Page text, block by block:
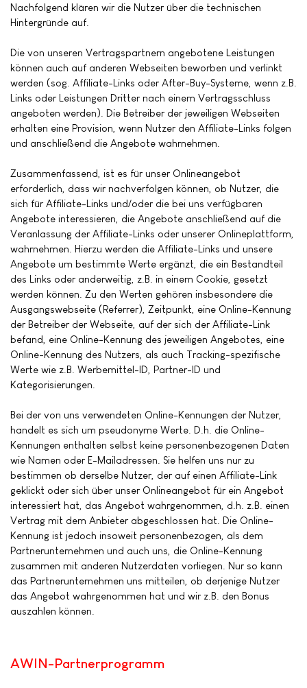
Nachfolgend klären wir die Nutzer über die technischen
Hintergründe auf.
Die von unseren Vertragspartnern angebotene Leistungen
können auch auf anderen Webseiten beworben und verlinkt
werden (sog. Affiliate-Links oder After-Buy-Systeme, wenn z.B.
Links oder Leistungen Dritter nach einem Vertragsschluss
angeboten werden). Die Betreiber der jeweiligen Webseiten
erhalten eine Provision, wenn Nutzer den Affiliate-Links folgen
und anschließend die Angebote wahrnehmen.
Zusammenfassend, ist es für unser Onlineangebot
erforderlich, dass wir nachverfolgen können, ob Nutzer, die
sich für Affiliate-Links und/oder die bei uns verfügbaren
Angebote interessieren, die Angebote anschließend auf die
Veranlassung der Affiliate-Links oder unserer Onlineplattform,
wahrnehmen. Hierzu werden die Affiliate-Links und unsere
Angebote um bestimmte Werte ergänzt, die ein Bestandteil
des Links oder anderweitig, z.B. in einem Cookie, gesetzt
werden können. Zu den Werten gehören insbesondere die
Ausgangswebseite (Referrer), Zeitpunkt, eine Online-Kennung
der Betreiber der Webseite, auf der sich der Affiliate-Link
befand, eine Online-Kennung des jeweiligen Angebotes, eine
Online-Kennung des Nutzers, als auch Tracking-spezifische
Werte wie z.B. Werbemittel-ID, Partner-ID und
Kategorisierungen.
Bei der von uns verwendeten Online-Kennungen der Nutzer,
handelt es sich um pseudonyme Werte. D.h. die Online-
Kennungen enthalten selbst keine personenbezogenen Daten
wie Namen oder E-Mailadressen. Sie helfen uns nur zu
bestimmen ob derselbe Nutzer, der auf einen Affiliate-Link
geklickt oder sich über unser Onlineangebot für ein Angebot
interessiert hat, das Angebot wahrgenommen, d.h. z.B. einen
Vertrag mit dem Anbieter abgeschlossen hat. Die Online-
Kennung ist jedoch insoweit personenbezogen, als dem
Partnerunternehmen und auch uns, die Online-Kennung
zusammen mit anderen Nutzerdaten vorliegen. Nur so kann
das Partnerunternehmen uns mitteilen, ob derjenige Nutzer
das Angebot wahrgenommen hat und wir z.B. den Bonus
auszahlen können.
AWIN-Partnerprogramm